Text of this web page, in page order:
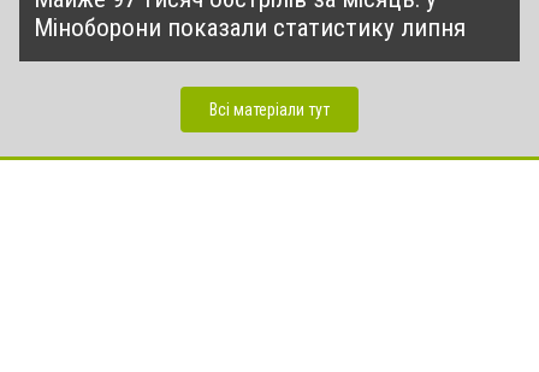
Міноборони показали статистику липня
Всі матеріали тут